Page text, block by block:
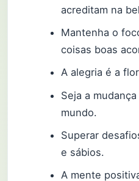
acreditam na
Mantenha o
coisas boas
A alegria é a
Seja a
mundo.
Superar
e sábios.
A mente